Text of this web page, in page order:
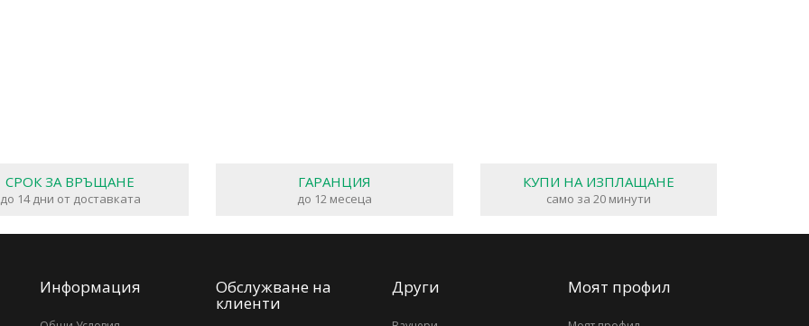
СРОК ЗА ВРЪЩАНЕ
до 14 дни от доставката
ГАРАНЦИЯ
до 12 месеца
КУПИ НА ИЗПЛАЩАНЕ
само за 20 минути
Информация Обслужване на
клиенти
Други Моят профил